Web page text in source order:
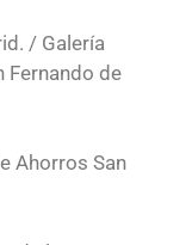
/ Galería
Fernando de
Ahorros San